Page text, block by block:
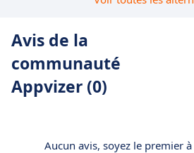
Avis de la
communauté
Appvizer (0)
Aucun avis, soyez le premier